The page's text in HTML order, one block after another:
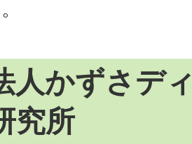
人かずさデ
究所